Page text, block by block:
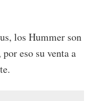
los Hummer son
eso su venta a